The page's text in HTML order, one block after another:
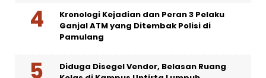
Kronologi Kejadian dan Peran 3 Pelaku
Ganjal ATM yang Ditembak Polisi di
Pamulang
Diduga Disegel Vendor, Belasan Ruang